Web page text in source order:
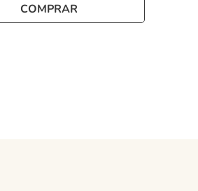
COMPRAR